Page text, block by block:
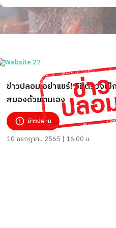
ข่าวปลอม อย่าแชร์! วิธีตรวจเช็
สมองด้วยตนเอง
ข่าวปลอม
10 กรกฎาคม 2565 | 16:00 น.